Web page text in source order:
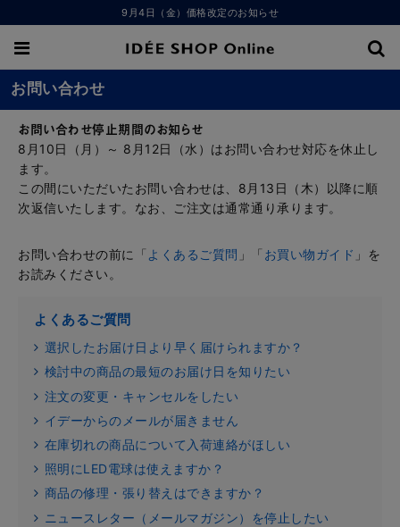
9月4日（金）価格改定のお知らせ
お問い合わせ
お問い合わせ停止期間のお知らせ
8月10日（月）～ 8月12日（水）はお問い合わせ対応を休止し
ます。
この間にいただいたお問い合わせは、8月13日（木）以降に順
次返信いたします。なお、ご注文は通常通り承ります。
お問い合わせの前に「よくあるご質問 」「お買い物ガイド 」を
お読みください。
よくあるご質問
選択したお届け日より早く届けられますか？
検討中の商品の最短のお届け日を知りたい
注文の変更・キャンセルをしたい
イデーからのメールが届きません
在庫切れの商品について入荷連絡がほしい
照明にLED電球は使えますか？
商品の修理・張り替えはできますか？
ニュースレター（メールマガジン）を停止したい